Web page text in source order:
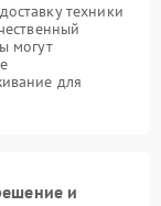
техники
могут
для
и